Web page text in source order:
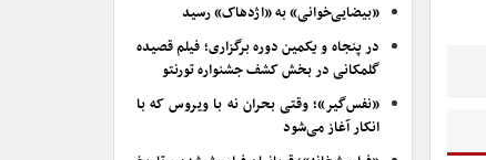
«بیضایی‌خوانی» به «اژدهاک» رسید
در پنجاه و یکمین دوره برگزاری؛ فیلم قصیده
گلمکانی در بخش کشف جشنواره تورنتو
«نفس‌گیر»؛ وقتی بحران نه با ویروس که با
انکار آغاز می‌شود